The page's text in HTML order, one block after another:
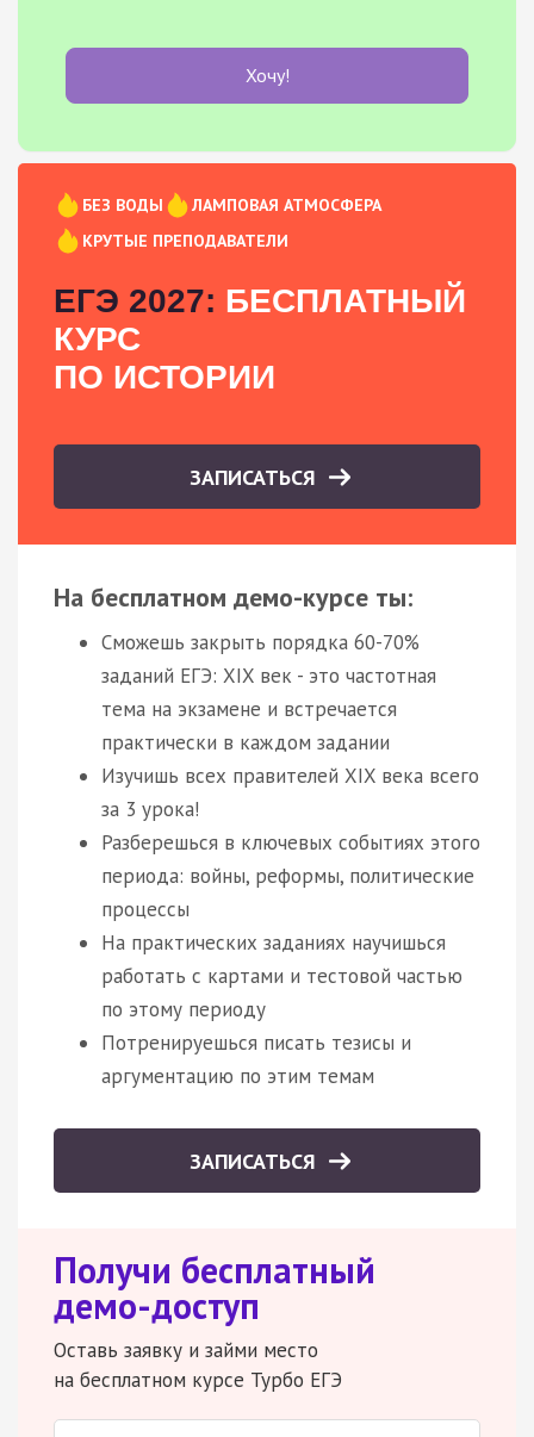
Хочу!
БЕЗ ВОДЫ
ЛАМПОВАЯ АТМОСФЕРА
КРУТЫЕ ПРЕПОДАВАТЕЛИ
ЕГЭ 2027: БЕСПЛАТНЫЙ
КУРС
ПО ИСТОРИИ
ЗАПИСАТЬСЯ
На бесплатном демо-курсе ты:
Сможешь закрыть порядка 60-70%
заданий ЕГЭ: XIX век - это частотная
тема на экзамене и встречается
практически в каждом задании
Изучишь всех правителей XIX века всего
за 3 урока!
Разберешься в ключевых событиях этого
периода: войны, реформы, политические
процессы
На практических заданиях научишься
работать с картами и тестовой частью
по этому периоду
Потренируешься писать тезисы и
аргументацию по этим темам
ЗАПИСАТЬСЯ
Получи бесплатный
демо-доступ
Оставь заявку и займи место
на бесплатном курсе Турбо ЕГЭ